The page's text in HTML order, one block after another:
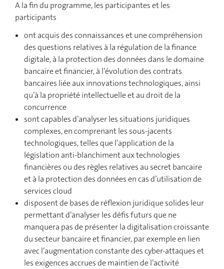
A la fin du programme, les participantes et les
participants
ont acquis des connaissances et une compréhension
des questions relatives à la régulation de la finance
digitale, à la protection des données dans le domaine
bancaire et financier, à l’évolution des contrats
bancaires liée aux innovations technologiques, ainsi
qu’à la propriété intellectuelle et au droit de la
concurrence
sont capables d’analyser les situations juridiques
complexes, en comprenant les sous-jacents
technologiques, telles que l’application de la
législation anti-blanchiment aux technologies
financières ou des règles relatives au secret bancaire
et à la protection des données en cas d’utilisation de
services cloud
disposent de bases de réflexion juridique solides leur
permettant d’analyser les défis futurs que ne
manquera pas de présenter la digitalisation croissante
du secteur bancaire et financier, par exemple en lien
avec l’augmentation constante des cyber-attaques et
les exigences accrues de maintien de l’activité